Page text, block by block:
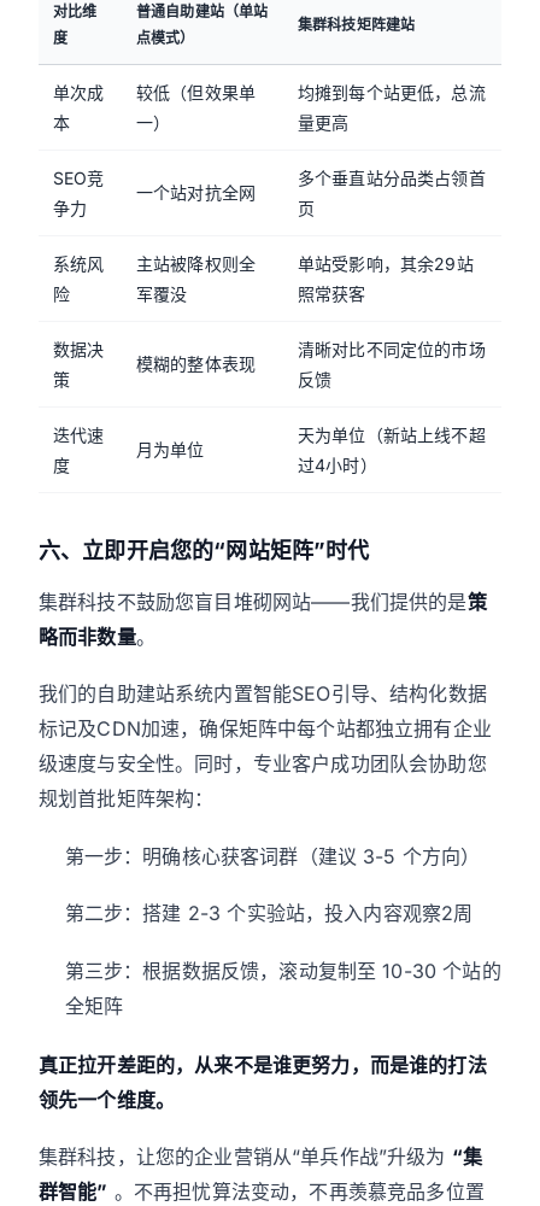
对比维
度
普通自助建站（单站
点模式）
集群科技矩阵建站
单次成
本
较低（但效果单
一）
均摊到每个站更低，总流
量更高
SEO竞
争力
一个站对抗全网
多个垂直站分品类占领首
页
系统风
险
主站被降权则全
军覆没
单站受影响，其余29站
照常获客
数据决
策
模糊的整体表现
清晰对比不同定位的市场
反馈
迭代速
度
月为单位
天为单位（新站上线不超
过4小时）
六、立即开启您的“网站矩阵”时代
集群科技不鼓励您盲目堆砌网站——我们提供的是策
略而非数量。
我们的自助建站系统内置智能SEO引导、结构化数据
标记及CDN加速，确保矩阵中每个站都独立拥有企业
级速度与安全性。同时，专业客户成功团队会协助您
规划首批矩阵架构：
第一步：明确核心获客词群（建议 3-5 个方向）
第二步：搭建 2-3 个实验站，投入内容观察2周
第三步：根据数据反馈，滚动复制至 10-30 个站的
全矩阵
真正拉开差距的，从来不是谁更努力，而是谁的打法
领先一个维度。
集群科技，让您的企业营销从“单兵作战”升级为 “集
群智能” 。不再担忧算法变动，不再羡慕竞品多位置